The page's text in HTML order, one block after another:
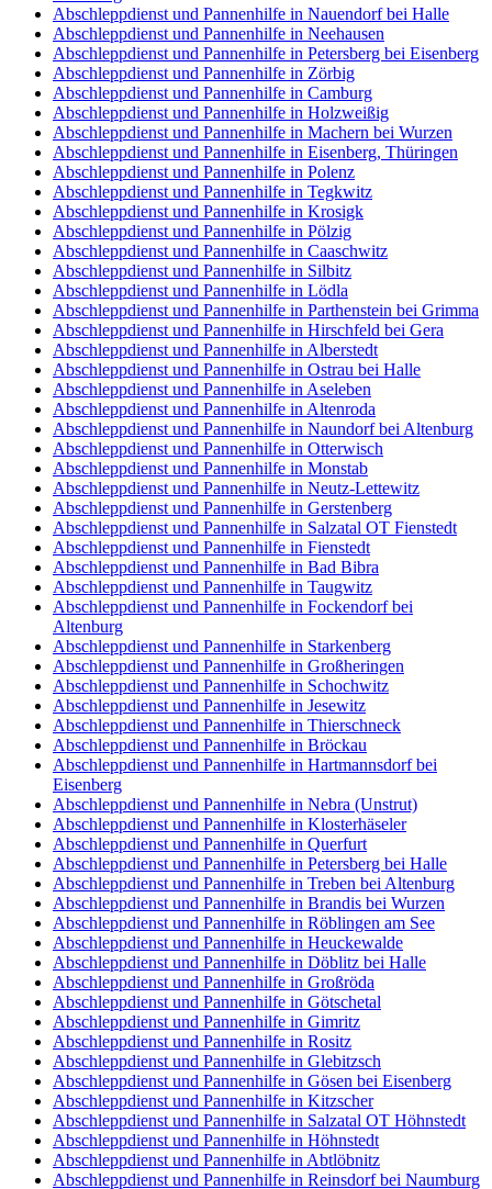
Abschleppdienst und Pannenhilfe in Nauendorf bei Halle
Abschleppdienst und Pannenhilfe in Neehausen
Abschleppdienst und Pannenhilfe in Petersberg bei Eisenberg
Abschleppdienst und Pannenhilfe in Zörbig
Abschleppdienst und Pannenhilfe in Camburg
Abschleppdienst und Pannenhilfe in Holzweißig
Abschleppdienst und Pannenhilfe in Machern bei Wurzen
Abschleppdienst und Pannenhilfe in Eisenberg, Thüringen
Abschleppdienst und Pannenhilfe in Polenz
Abschleppdienst und Pannenhilfe in Tegkwitz
Abschleppdienst und Pannenhilfe in Krosigk
Abschleppdienst und Pannenhilfe in Pölzig
Abschleppdienst und Pannenhilfe in Caaschwitz
Abschleppdienst und Pannenhilfe in Silbitz
Abschleppdienst und Pannenhilfe in Lödla
Abschleppdienst und Pannenhilfe in Parthenstein bei Grimma
Abschleppdienst und Pannenhilfe in Hirschfeld bei Gera
Abschleppdienst und Pannenhilfe in Alberstedt
Abschleppdienst und Pannenhilfe in Ostrau bei Halle
Abschleppdienst und Pannenhilfe in Aseleben
Abschleppdienst und Pannenhilfe in Altenroda
Abschleppdienst und Pannenhilfe in Naundorf bei Altenburg
Abschleppdienst und Pannenhilfe in Otterwisch
Abschleppdienst und Pannenhilfe in Monstab
Abschleppdienst und Pannenhilfe in Neutz-Lettewitz
Abschleppdienst und Pannenhilfe in Gerstenberg
Abschleppdienst und Pannenhilfe in Salzatal OT Fienstedt
Abschleppdienst und Pannenhilfe in Fienstedt
Abschleppdienst und Pannenhilfe in Bad Bibra
Abschleppdienst und Pannenhilfe in Taugwitz
Abschleppdienst und Pannenhilfe in Fockendorf bei
Altenburg
Abschleppdienst und Pannenhilfe in Starkenberg
Abschleppdienst und Pannenhilfe in Großheringen
Abschleppdienst und Pannenhilfe in Schochwitz
Abschleppdienst und Pannenhilfe in Jesewitz
Abschleppdienst und Pannenhilfe in Thierschneck
Abschleppdienst und Pannenhilfe in Bröckau
Abschleppdienst und Pannenhilfe in Hartmannsdorf bei
Eisenberg
Abschleppdienst und Pannenhilfe in Nebra (Unstrut)
Abschleppdienst und Pannenhilfe in Klosterhäseler
Abschleppdienst und Pannenhilfe in Querfurt
Abschleppdienst und Pannenhilfe in Petersberg bei Halle
Abschleppdienst und Pannenhilfe in Treben bei Altenburg
Abschleppdienst und Pannenhilfe in Brandis bei Wurzen
Abschleppdienst und Pannenhilfe in Röblingen am See
Abschleppdienst und Pannenhilfe in Heuckewalde
Abschleppdienst und Pannenhilfe in Döblitz bei Halle
Abschleppdienst und Pannenhilfe in Großröda
Abschleppdienst und Pannenhilfe in Götschetal
Abschleppdienst und Pannenhilfe in Gimritz
Abschleppdienst und Pannenhilfe in Rositz
Abschleppdienst und Pannenhilfe in Glebitzsch
Abschleppdienst und Pannenhilfe in Gösen bei Eisenberg
Abschleppdienst und Pannenhilfe in Kitzscher
Abschleppdienst und Pannenhilfe in Salzatal OT Höhnstedt
Abschleppdienst und Pannenhilfe in Höhnstedt
Abschleppdienst und Pannenhilfe in Abtlöbnitz
Abschleppdienst und Pannenhilfe in Reinsdorf bei Naumburg